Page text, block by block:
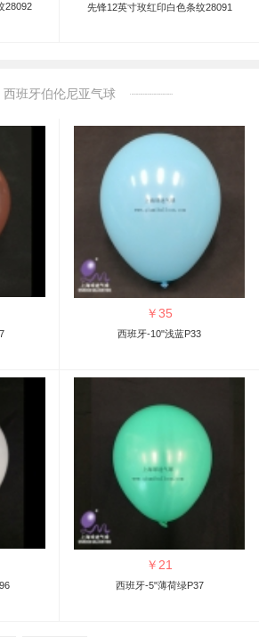
28092 先锋12英寸玫红印白色条纹28091
西班牙伯伦尼亚气球
￥35
西班牙-10"浅蓝P33
￥ 21
西班牙-5"薄荷绿P37